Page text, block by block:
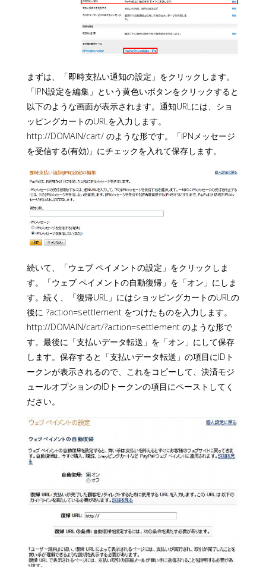
まずは、「即時支払い通知の設定」をクリックします。
「IPN設定を編集」という黄色いボタンをクリックすると
以下のような画面が表示されます。通知URLには、ショ
ッピングカートのURLを入力します。
http://DOMAIN/cart/ のような形です。「IPNメッセージ
を受信する(有効)」にチェックを入れて保存します。
続いて、「ウェブ ペイメントの設定」をクリックしま
す。「ウェブ ペイメントの自動復帰」を「オン」にしま
す。続く、「復帰URL」にはショッピングカートのURLの
後に ?action=settlement をつけたものを入力します。
http://DOMAIN/cart/?action=settlement のような形で
す。最後に「支払いデータ転送」を「オン」にして保存
します。保存すると「支払いデータ転送」の項目にIDト
ークンが表示されるので、これをコピーして、決済モジ
ュールオプションのIDトークンの項目にペーストしてく
ださい。